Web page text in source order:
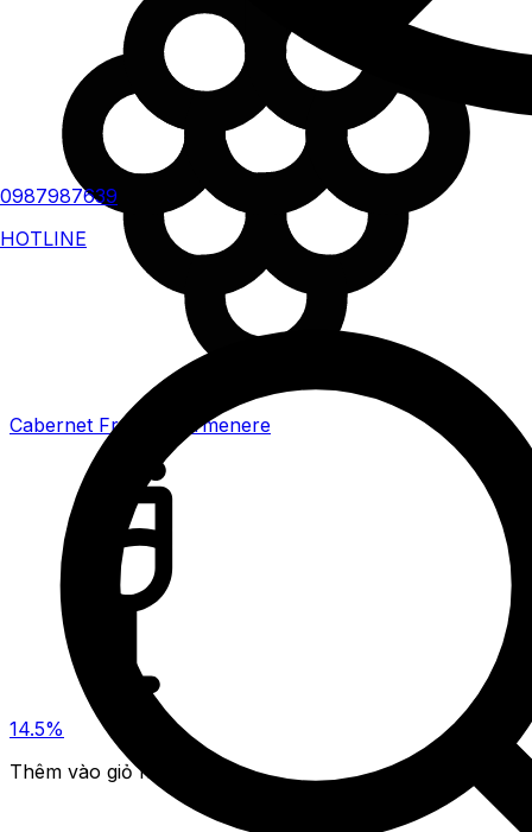
0987987639
HOTLINE
Cabernet Franc , Carmenere
14.5%
Thêm vào giỏ hàng